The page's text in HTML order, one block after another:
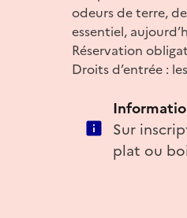
odeurs de terre,
essentiel,
Réservation
Droits d’entrée :
Sur
plat ou